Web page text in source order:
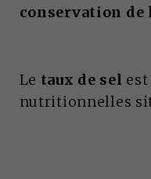
conservation de
Le taux de sel
nutritionnelles